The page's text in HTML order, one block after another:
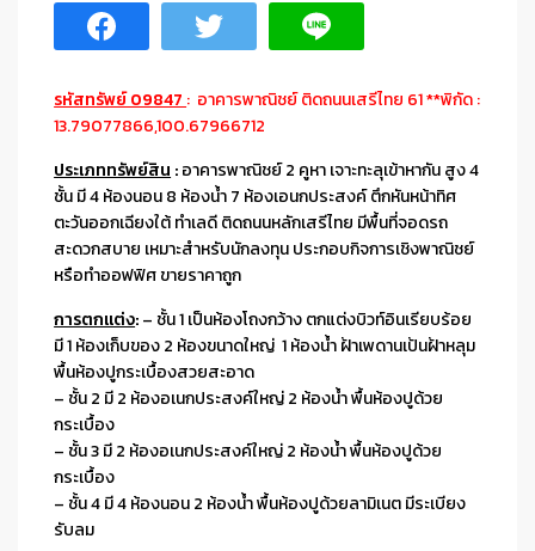
รหัสทรัพย์ 09847 : อาคารพาณิชย์ ติดถนนเสรีไทย 61 **พิกัด :
13.79077866,100.67966712
ประเภททรัพย์สิน :อาคารพาณิชย์ 2 คูหา เจาะทะลุเข้าหากัน สูง 4
ชั้น มี 4 ห้องนอน 8 ห้องน้ำ 7 ห้องเอนกประสงค์ ตึกหันหน้าทิศ
ตะวันออกเฉียงใต้ ทำเลดี ติดถนนหลักเสรีไทย มีพื้นที่จอดรถ
สะดวกสบาย เหมาะสำหรับนักลงทุน ประกอบกิจการเชิงพาณิชย์
หรือทำออฟฟิศ ขายราคาถูก
การตกแต่ง:– ชั้น 1 เป็นห้องโถงกว้าง ตกแต่งบิวท์อินเรียบร้อย
มี 1 ห้องเก็บของ 2 ห้องขนาดใหญ่ 1 ห้องน้ำ ฝ้าเพดานเป้นฝ้าหลุม
พื้นห้องปูกระเบื้องสวยสะอาด
– ชั้น 2 มี 2 ห้องอเนกประสงค์ใหญ่ 2 ห้องน้ำ พื้นห้องปูด้วย
กระเบื้อง
– ชั้น 3 มี 2 ห้องอเนกประสงค์ใหญ่ 2 ห้องน้ำ พื้นห้องปูด้วย
กระเบื้อง
– ชั้น 4 มี 4 ห้องนอน 2 ห้องน้ำ พื้นห้องปูด้วยลามิเนต มีระเบียง
รับลม